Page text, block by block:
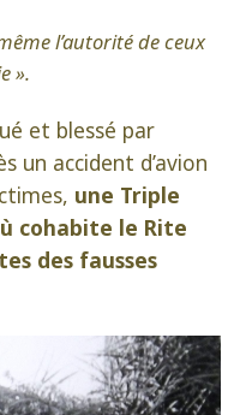
l’autorité de ceux
».
et blessé par
un accident d’avion
une Triple
cohabite le Rite
des fausses